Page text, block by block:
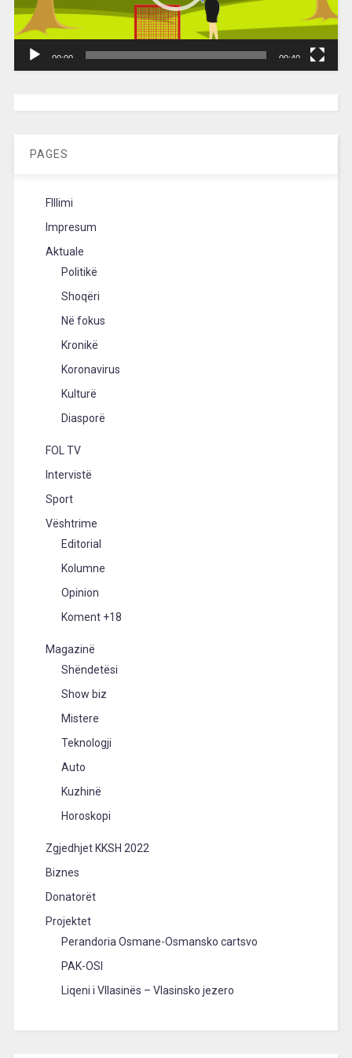
00:00 00:40
PAGES
FIllimi
Impresum
Aktuale
Politikë
Shoqëri
Në fokus
Kronikë
Koronavirus
Kulturë
Diasporë
FOL TV
Intervistë
Sport
Vështrime
Editorial
Kolumne
Opinion
Koment +18
Magazinë
Shëndetësi
Show biz
Mistere
Teknologji
Auto
Kuzhinë
Horoskopi
Zgjedhjet KKSH 2022
Biznes
Donatorët
Projektet
Perandoria Osmane-Osmansko cartsvo
PAK-OSI
Liqeni i Vllasinës – Vlasinsko jezero